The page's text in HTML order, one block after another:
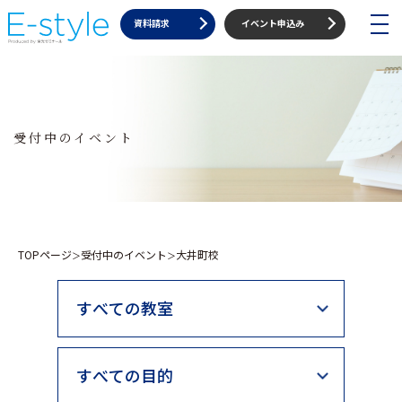
toggle
資料請求 イベント申込み
受付中のイベント
TOPページ＞受付中のイベント ＞大井町校